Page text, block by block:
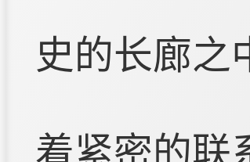
史的长廊之
着紧密的联